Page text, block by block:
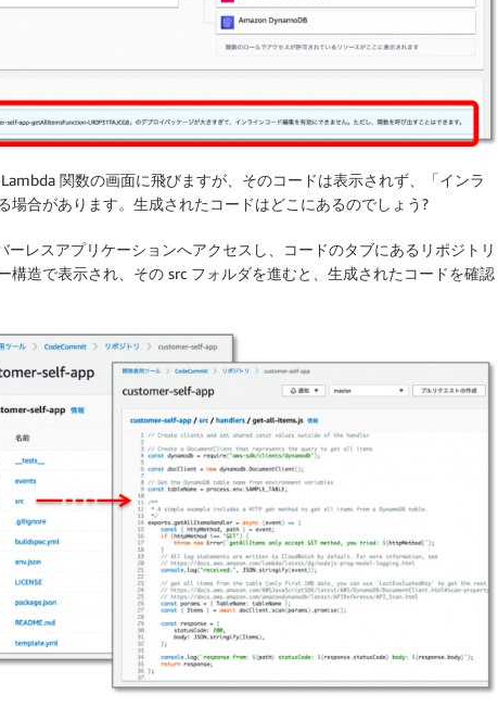
関数の画面に飛びますが、そのコードは表示されず、「インラ
場合があります。生成されたコードはどこにあるのでしょう?
レスアプリケーションへアクセスし、コードのタブにあるリポジトリ
造で表示され、その src フォルダを進むと、生成されたコードを確認